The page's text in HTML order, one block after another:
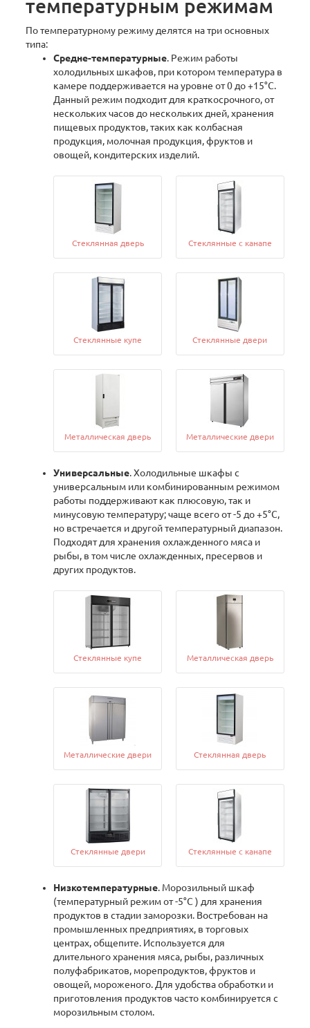
температурным режимам
По температурному режиму делятся на три основных
типа:
Средне-температурные. Режим работы
холодильных шкафов, при котором температура в
камере поддерживается на уровне от 0 до +15°С.
Данный режим подходит для краткосрочного, от
нескольких часов до нескольких дней, хранения
пищевых продуктов, таких как колбасная
продукция, молочная продукция, фруктов и
овощей, кондитерских изделий.
Стеклянная дверь Стеклянные с канапе
Стеклянные купе Стеклянные двери
Металлическая дверь Металлические двери
Универсальные. Холодильные шкафы с
универсальным или комбинированным режимом
работы поддерживают как плюсовую, так и
минусовую температуру; чаще всего от -5 до +5°С,
но встречается и другой температурный диапазон.
Подходят для хранения охлажденного мяса и
рыбы, в том числе охлажденных, пресервов и
других продуктов.
Cтеклянные купе Металлическая дверь
Металлические двери Стеклянная дверь
Стеклянные двери Стеклянные с канапе
Низкотемпературные. Морозильный шкаф
(температурный режим от -5°С ) для хранения
продуктов в стадии заморозки. Востребован на
промышленных предприятиях, в торговых
центрах, общепите. Используется для
длительного хранения мяса, рыбы, различных
полуфабрикатов, морепродуктов, фруктов и
овощей, мороженого. Для удобства обработки и
приготовления продуктов часто комбинируется с
морозильным столом.